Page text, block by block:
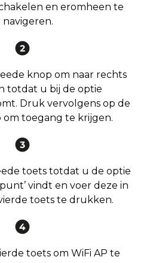
en eromheen te
navigeren.
knop om naar rechts
totdat u bij de optie
Druk vervolgens op de
om toegang te krijgen.
toets totdat u de optie
vindt en voer deze in
toets te drukken.
toets om WiFi AP te